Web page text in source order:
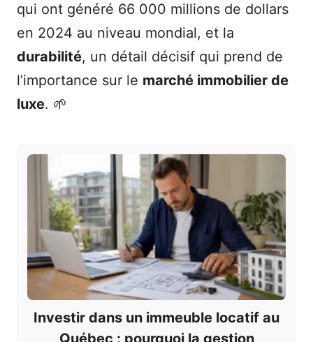
qui ont généré 66 000 millions de dollars
en 2024 au niveau mondial, et la
durabilité, un détail décisif qui prend de
l’importance sur le marché immobilier de
luxe. 🌱
Investir dans un immeuble locatif au
Québec : pourquoi la gestion